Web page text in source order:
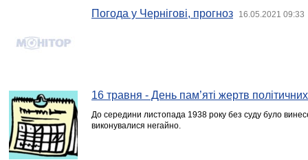
Погода у Чернігові, прогноз 16.05.2021 09:33
16 травня - День пам’яті жертв
До середини листопада 1938 року без суду було
виконувалися негайно.